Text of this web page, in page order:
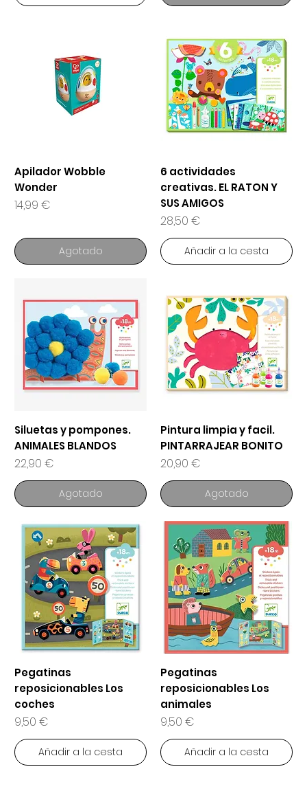
Apilador Wobble
Wonder
Precio
14,99 €
Agotado
6 actividades
creativas. EL RATON Y
SUS AMIGOS
Precio
28,50 €
Añadir a la cesta
Siluetas y pompones.
ANIMALES BLANDOS
Precio
22,90 €
Agotado
Pintura limpia y facil.
PINTARRAJEAR BONITO
Precio
20,90 €
Agotado
Pegatinas
reposicionables Los
coches
Precio
9,50 €
Añadir a la cesta
Pegatinas
reposicionables Los
animales
Precio
9,50 €
Añadir a la cesta